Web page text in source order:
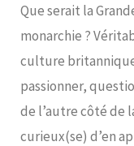
Que serait la
monarchie ?
culture
passionner,
de l’autre côté de
curieux(se) d’en